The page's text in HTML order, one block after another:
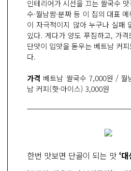
인테리어가 시선을 끄는 쌀국수
수·월남쌈·분짜 등 이 집의 대표
이 자극적이지 않아 누구나 실패
있다. 게다가 양도 푸짐하고, 가
단맛이 입맛을 돋우는 베트남 커
다.
가격 베트남 쌀국수 7,000원 / 월
남 커피(핫·아이스) 3,000원
한번 맛보면 단골이 되는 맛 ‘